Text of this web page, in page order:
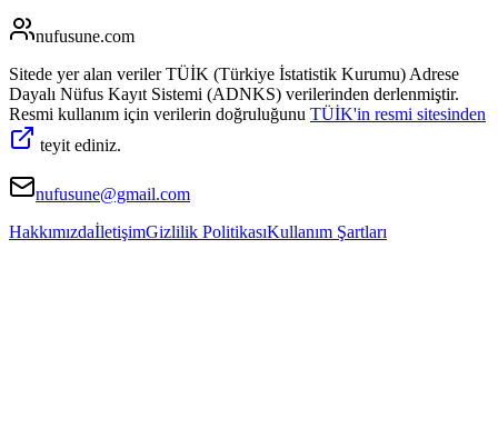
nufusune.com
Sitede yer alan veriler TÜİK (Türkiye İstatistik Kurumu) Adrese
Dayalı Nüfus Kayıt Sistemi (ADNKS) verilerinden derlenmiştir.
Resmi kullanım için verilerin doğruluğunu TÜİK'in resmi sitesinden
teyit ediniz.
nufusune@gmail.com
HakkımızdaİletişimGizlilik PolitikasıKullanım Şartları